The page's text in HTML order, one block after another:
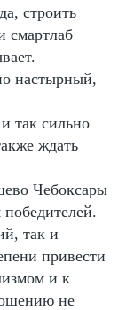
строить
смартлаб
настырный,
так сильно
ждать
Чебоксары
так и
привести
и к
не